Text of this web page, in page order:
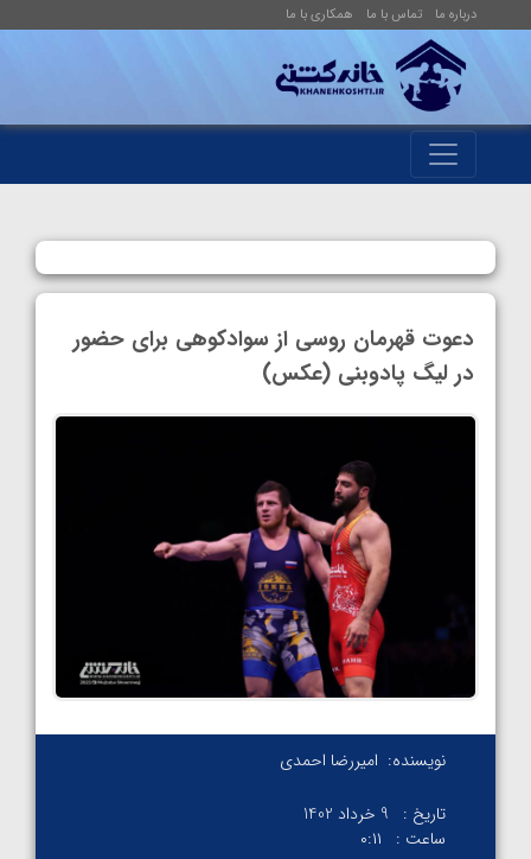
درباره ما تماس با ما همکاری با ما
دعوت قهرمان روسی از سوادکوهی برای حضور
در لیگ پادوبنی (عکس)
نویسنده: امیررضا احمدی
تاریخ :
9 خرداد 1402
ساعت :
۰:۱۱